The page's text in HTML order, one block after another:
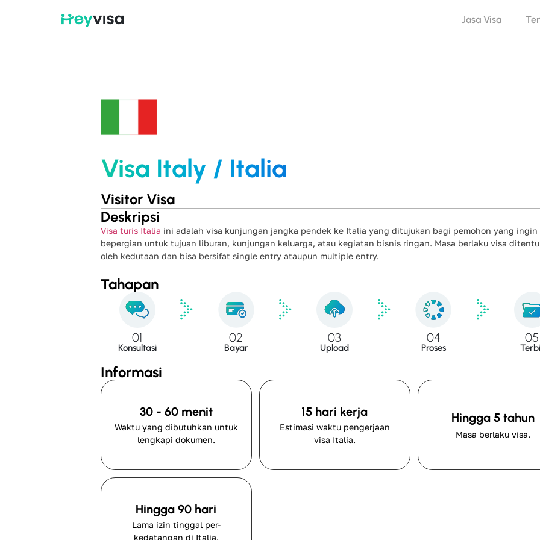
Jasa Visa
Visa Italy / Italia
Visitor Visa
Deskripsi
Visa turis Italia ini adalah visa kunjungan jangka pendek ke Italia yang ditujukan bagi pemohon yang ingin
bepergian untuk tujuan liburan, kunjungan keluarga, atau kegiatan bisnis ringan. Masa berlaku visa
oleh kedutaan dan bisa bersifat single entry ataupun multiple entry.
Tahapan
01
Konsultasi
02
Bayar
03
Upload
04
Proses
05
Informasi
30 - 60 menit
Waktu yang dibutuhkan untuk
lengkapi dokumen.
15 hari kerja
Estimasi waktu pengerjaan
visa Italia.
Hingga 5 tahun
Masa berlaku visa.
Hingga 90 hari
Lama izin tinggal per-
kedatangan di Italia.